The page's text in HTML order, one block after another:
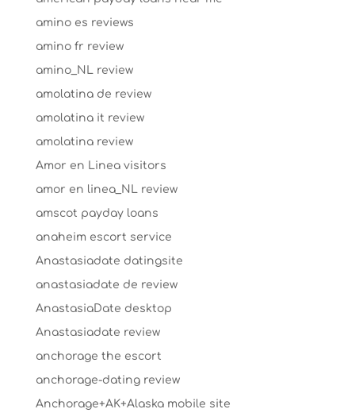
amino es reviews
amino fr review
amino_NL review
amolatina de review
amolatina it review
amolatina review
Amor en Linea visitors
amor en linea_NL review
amscot payday loans
anaheim escort service
Anastasiadate datingsite
anastasiadate de review
AnastasiaDate desktop
Anastasiadate review
anchorage the escort
anchorage-dating review
Anchorage+AK+Alaska mobile site